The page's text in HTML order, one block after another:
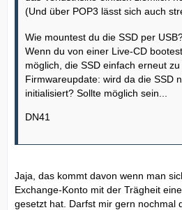
(Und über POP3 lässt sich auch
Wie mountest du die SSD per
Wenn du von einer Live-CD
möglich, die SSD einfach erneut
Firmwareupdate: wird da die SSD
initialisiert? Sollte möglich sein...
DN41
Jaja, das kommt davon wenn man
Exchange-Konto mit der Trägheit
gesetzt hat. Darfst mir gern nochmal